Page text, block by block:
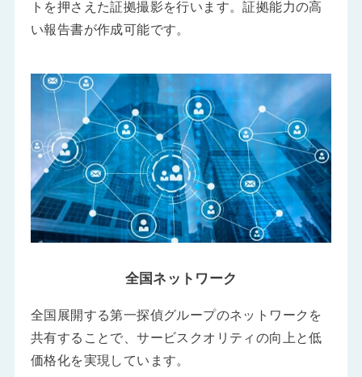
トを押さえた証拠撮影を行います。証拠能力の高
い報告書が作成可能です。
全国ネットワーク
全国展開する第一探偵グループのネットワークを
共有することで、サービスクオリティの向上と低
価格化を実現しています。